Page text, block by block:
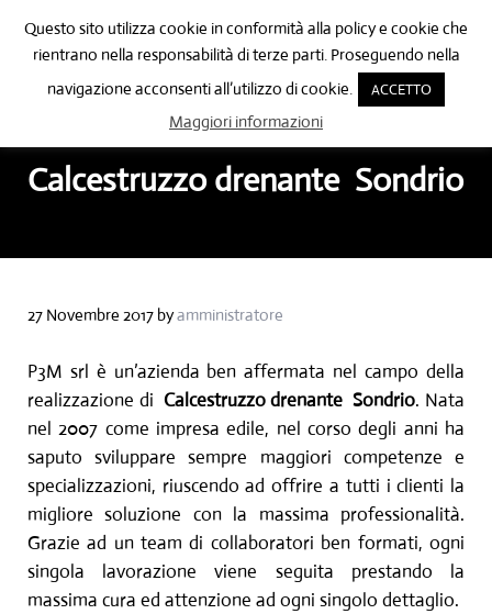
Posa pavimenti in resina Como
Posa pavimenti in resina Como
Menu Header Search
🔍
Calcestruzzo drenante Sondrio
27 Novembre 2017 byamministratore
P3M srl è un’azienda ben affermata nel campo della
realizzazione di Calcestruzzo drenante Sondrio. Nata
nel 2007 come impresa edile, nel corso degli anni ha
saputo sviluppare sempre maggiori competenze e
specializzazioni, riuscendo ad offrire a tutti i clienti la
migliore soluzione con la massima professionalità.
Grazie ad un team di collaboratori ben formati, ogni
singola lavorazione viene seguita prestando la
massima cura ed attenzione ad ogni singolo dettaglio.
Questo sito utilizza cookie in conformità alla policy e cookie che
rientrano nella responsabilità di terze parti. Proseguendo nella
navigazione acconsenti all’utilizzo di cookie.
ACCETTO
Maggiori informazioni